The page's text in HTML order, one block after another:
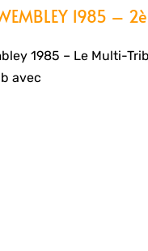
1985 –
1985 – Le Multi-
avec